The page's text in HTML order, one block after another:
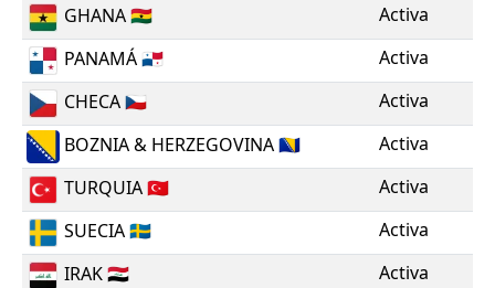
GHANA🇬🇭
Activa
PANAMÁ🇵🇦
Activa
CHECA🇨🇿
Activa
BOZNIA & HERZEGOVINA🇧🇦
Activa
TURQUIA🇹🇷
Activa
SUECIA🇸🇪
Activa
IRAK🇮🇶
Activa